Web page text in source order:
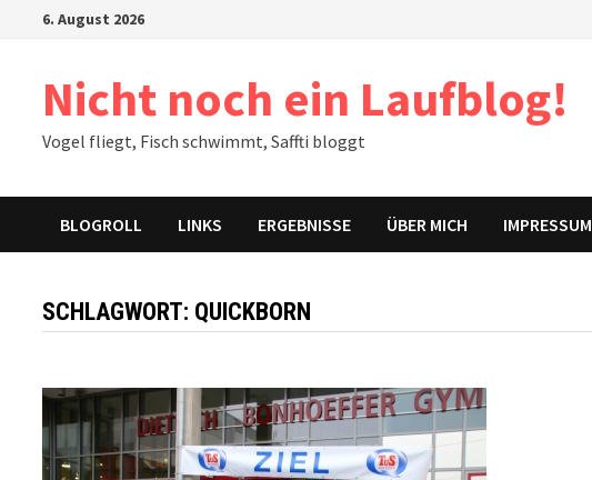
6. August 2026
Nicht noch ein Laufblog!
Vogel fliegt, Fisch schwimmt, Saffti bloggt
BLOGROLL LINKS ERGEBNISSE ÜBER MICH IMPRESSUM
SCHLAGWORT: QUICKBORN